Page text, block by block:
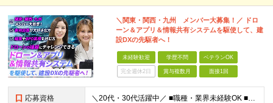
＼関東・関西・九州 メンバー大募集！／ ドロ
ーン＆アプリ＆情報共有システムを駆使して、建
設DXの先駆者へ！
未経験歓迎 学歴不問 ベテランOK
完全週休2日 賞与複数月 面接1回
応募資格 ＼20代・30代活躍中／ ■職種・業界未経験OK ■第二新卒歓迎 ■学歴不問 ＼こんな方にぴったりです／ ◎ドローン操縦、最新のガジェット、映像クリエイティブに興味がある方 ◎ゲームや機械をいじるの